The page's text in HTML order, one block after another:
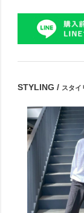
STYLING / スタイ